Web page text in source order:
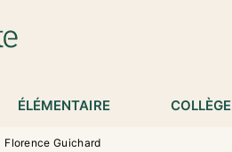
ÉLÉMENTAIRE COLLÈGE
Florence Guichard